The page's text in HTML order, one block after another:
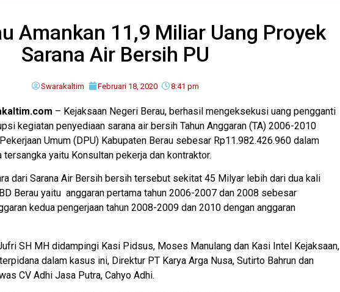
Amankan 11,9 Miliar Uang Proyek
Sarana Air Bersih PU
Swarakaltim Februari 18, 2020 8:41 pm
– Kejaksaan Negeri Berau, berhasil mengeksekusi uang pengganti
kegiatan penyediaan sarana air bersih Tahun Anggaran (TA) 2006-2010
Umum (DPU) Kabupaten Berau sebesar Rp11.982.426.960 dalam
tersangka yaitu Konsultan pekerja dan kontraktor.
dari Sarana Air Bersih bersih tersebut sekitat 45 Milyar lebih dari dua kali
Berau yaitu anggaran pertama tahun 2006-2007 dan 2008 sebesar
kedua pengerjaan tahun 2008-2009 dan 2010 dengan anggaran
SH MH didampingi Kasi Pidsus, Moses Manulang dan Kasi Intel Kejaksaan,
dalam kasus ini, Direktur PT Karya Arga Nusa, Sutirto Bahrun dan
CV Adhi Jasa Putra, Cahyo Adhi.